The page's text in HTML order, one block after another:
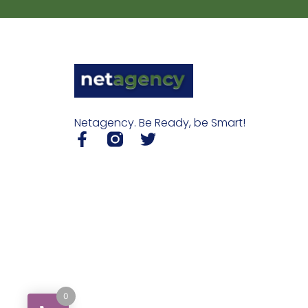
Netagency. Be Ready, be Smart!
0